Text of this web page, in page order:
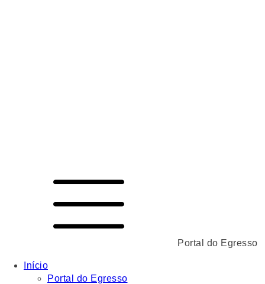
Portal do Egresso
Início
Portal do Egresso